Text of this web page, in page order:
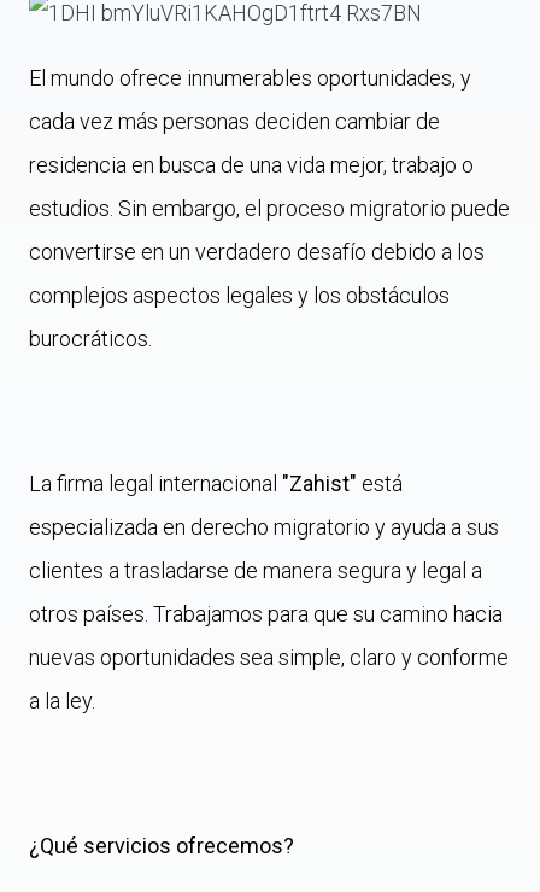
El mundo ofrece innumerables oportunidades, y
cada vez más personas deciden cambiar de
residencia en busca de una vida mejor, trabajo o
estudios. Sin embargo, el proceso migratorio puede
convertirse en un verdadero desafío debido a los
complejos aspectos legales y los obstáculos
burocráticos.
La firma legal internacional "Zahist" está
especializada en derecho migratorio y ayuda a sus
clientes a trasladarse de manera segura y legal a
otros países. Trabajamos para que su camino hacia
nuevas oportunidades sea simple, claro y conforme
a la ley.
¿Qué servicios ofrecemos?